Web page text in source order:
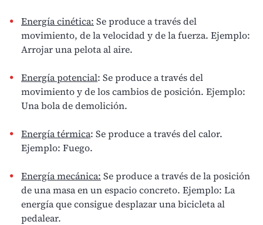
Energía cinética: Se produce a través del
movimiento, de la velocidad y de la fuerza. Ejemplo:
Arrojar una pelota al aire.
Energía potencial: Se produce a través del
movimiento y de los cambios de posición. Ejemplo:
Una bola de demolición.
Energía térmica: Se produce a través del calor.
Ejemplo: Fuego.
Energía mecánica: Se produce a través de la posición
de una masa en un espacio concreto. Ejemplo: La
energía que consigue desplazar una bicicleta al
pedalear.